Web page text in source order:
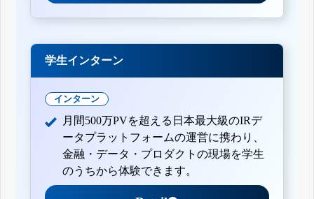
学生インターン
インターン
月間500万PVを超える日本最大級のIRデ
ータプラットフォームの運営に携わり、
金融・データ・プロダクトの現場を学生
のうちから体験できます。